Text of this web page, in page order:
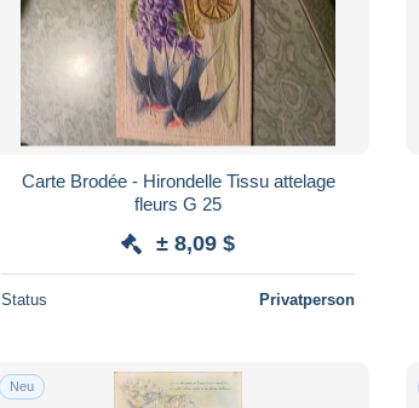
Carte Brodée - Hirondelle Tissu attelage
fleurs G 25
± 8,09 $
Status Privatperson
Neu